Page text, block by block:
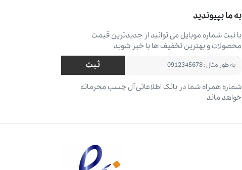
به ما بپیوندید
با ثبت شماره موبایل می ‌توانید از جدیدترین قیمت
محصولات و بهترین تخفیف ‌ها با خبر شوید
ثبت
شماره همراه شما در بانک اطلاعاتی آل چسب محرمانه
خواهد ماند